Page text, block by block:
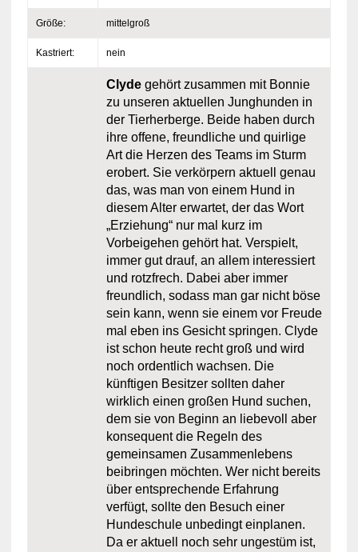
Größe: mittelgroß
Kastriert: nein
Clydegehört zusammen mit Bonnie
zu unseren aktuellen Junghunden in
der Tierherberge. Beide haben durch
ihre offene, freundliche und quirlige
Art die Herzen des Teams im Sturm
erobert. Sie verkörpern aktuell genau
das, was man von einem Hund in
diesem Alter erwartet, der das Wort
„Erziehung“ nur mal kurz im
Vorbeigehen gehört hat. Verspielt,
immer gut drauf, an allem interessiert
und rotzfrech. Dabei aber immer
freundlich, sodass man gar nicht böse
sein kann, wenn sie einem vor Freude
mal eben ins Gesicht springen. Clyde
ist schon heute recht groß und wird
noch ordentlich wachsen. Die
künftigen Besitzer sollten daher
wirklich einen großen Hund suchen,
dem sie von Beginn an liebevoll aber
konsequent die Regeln des
gemeinsamen Zusammenlebens
beibringen möchten. Wer nicht bereits
über entsprechende Erfahrung
verfügt, sollte den Besuch einer
Hundeschule unbedingt einplanen.
Da er aktuell noch sehr ungestüm ist,